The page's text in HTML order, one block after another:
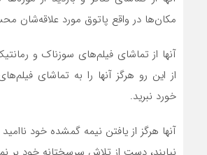
مکان‌ها در واقع پاتوق مورد علاقه‌شان
آنها از تماشاي فيلم‌هاي سوزناک و
از اين رو هرگز آنها را به تماشاي
خورد نبريد.
آنها هرگز از يافتن نيمه گمشده خود